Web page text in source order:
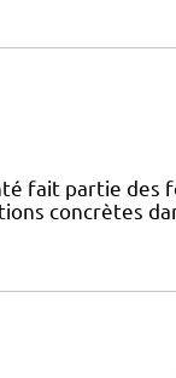
fait partie des
concrètes